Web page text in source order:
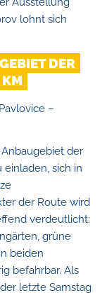
lohnt sich
DER
–
der
einladen, sich in
der Route wird
verdeutlicht:
grüne
beiden
befahrbar. Als
letzte Samstag